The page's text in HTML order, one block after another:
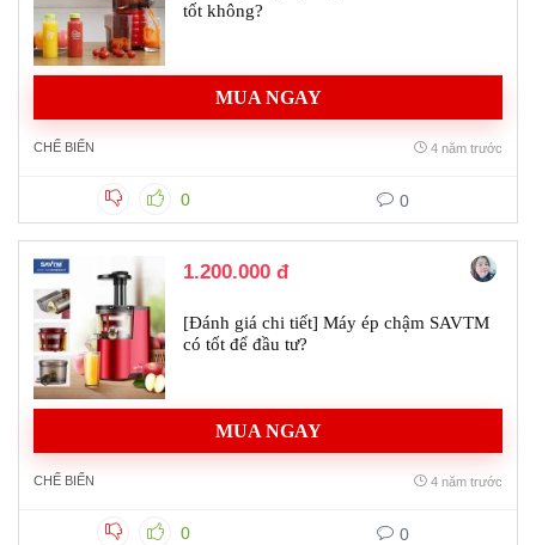
tốt không?
MUA NGAY
CHẾ BIẾN 4 năm trước
0 0
1.200.000 đ
[Đánh giá chi tiết] Máy ép chậm SAVTM
có tốt để đầu tư?
MUA NGAY
CHẾ BIẾN 4 năm trước
0 0